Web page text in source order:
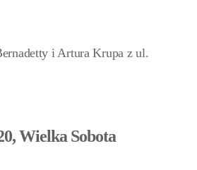
i Artura Krupa z ul.
Wielka Sobota